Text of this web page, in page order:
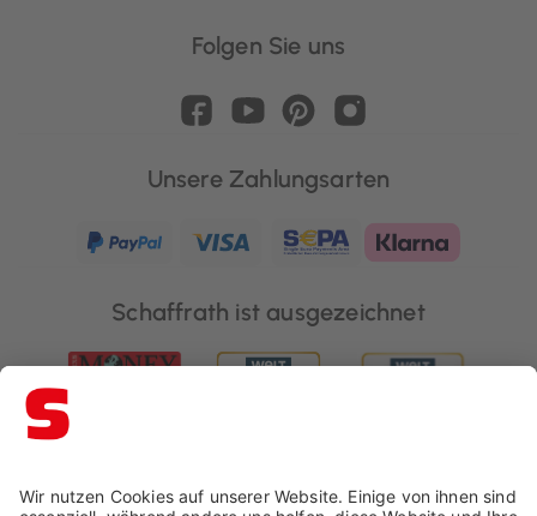
Folgen Sie uns
Unsere Zahlungsarten
Schaffrath ist ausgezeichnet